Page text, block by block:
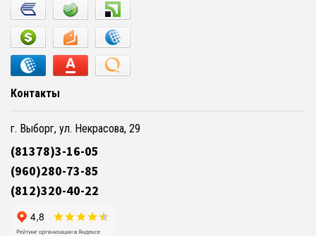
Контакты
г. Выборг, ул. Некрасова, 29
(81378)3-16-05
(960)280-73-85
(812)320-40-22